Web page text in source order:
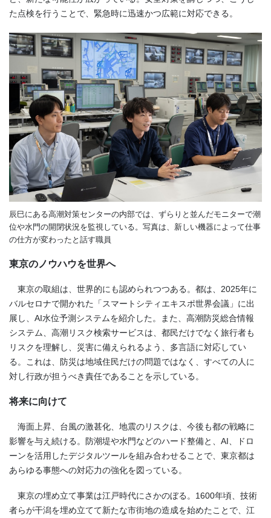
た点検を行うことで、緊急時に迅速かつ広範に対応できる。
辰巳にある高潮対策センターの内部では、ずらりと並んだモニターで潮
位や水門の開閉状況を監視している。写真は、新しい機器によって仕事
の仕方が変わったと話す職員
東京のノウハウを世界へ
東京の取組は、世界的にも認められつつある。都は、2025年に
バルセロナで開かれた「スマートシティエキスポ世界会議」に出
展し、AI水位予測システムを紹介した。また、高潮防災総合情報
システム、高潮リスク検索サービスは、都民だけでなく旅行者も
リスクを理解し、災害に備えられるよう、多言語に対応してい
る。これは、防災は地域住民だけの問題ではなく、すべての人に
対し行政が担うべき責任であることを示している。
将来に向けて
海面上昇、台風の激甚化、地震のリスクは、今後も都の戦略に
影響を与え続ける。防潮堤や水門などのハード整備と、AI、ドロ
ーンを活用したデジタルツールを組み合わせることで、東京都は
あらゆる事態への対応力の強化を図っている。
東京の埋め立て事業は江戸時代にさかのぼる。1600年頃、技術
者らが干潟を埋め立てて新たな市街地の造成を始めたことで、江